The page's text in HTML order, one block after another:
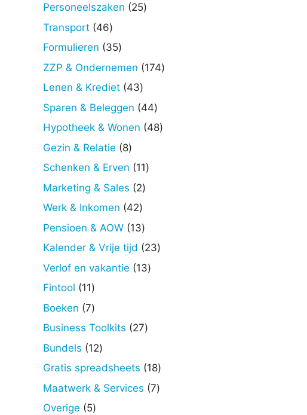
Personeelszaken 2525
Transport 4646
producten
Formulieren 3535
producten
ZZP & Ondernemen 174174
Lenen & Krediet 4343
producten
Sparen & Beleggen 4444
producten
Hypotheek & Wonen 4848
Gezin & Relatie 88
producten
Schenken & Erven 1111
Marketing & Sales 22
Werk & Inkomen 4242
producten
Pensioen & AOW 1313
producten
Kalender & Vrije tijd 2323
Verlof en vakantie 1313
Fintool 1111
producten
Boeken 77
producten
Business Toolkits 2727
Bundels 1212
producten
Gratis spreadsheets 1818
producten
Maatwerk & Services 77
Overige 55